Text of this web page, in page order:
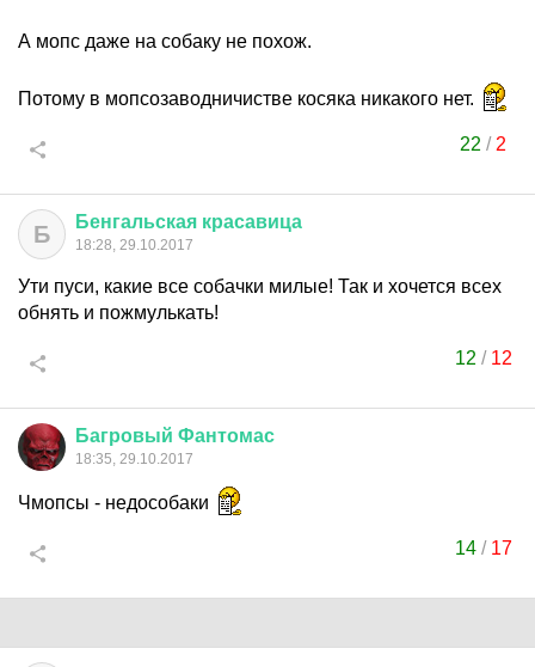
А мопс даже на собаку не похож.
Потому в мопсозаводничистве косяка никакого нет.
22 / 2
Б Бенгальская красавица
18:28, 29.10.2017
Ути пуси, какие все собачки милые! Так и хочется всех
обнять и пожмулькать!
12 / 12
Багровый Фантомас
18:35, 29.10.2017
Чмопсы - недособаки
14/ 17